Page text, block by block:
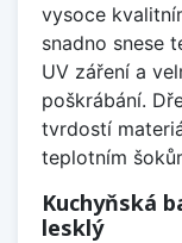
vysoce
snadno snese
UV záření a
poškrábání.
tvrdostí
teplotním
Kuchyňská
lesklý